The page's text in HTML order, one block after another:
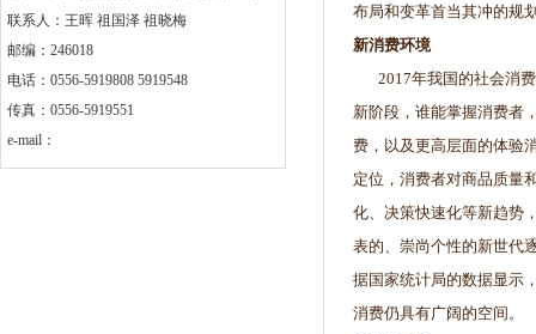
联系人：王晖 祖国泽 祖晓梅
邮编：246018
电话：0556-5919808 5919548
传真：0556-5919551
e-mail：
布局和变革首当其冲的规
新消费环境
2017年我国的社会消费
新阶段，谁能掌握消费者
费，以及更高层面的体验
定位，消费者对商品质量
化、决策快速化等新趋势
表的、崇尚个性的新世代
据国家统计局的数据显示
消费仍具有广阔的空间。